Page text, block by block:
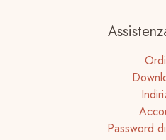
Password